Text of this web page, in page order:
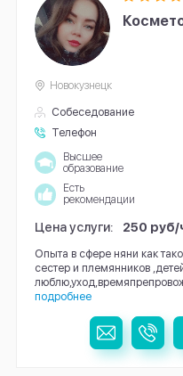
Собеседование
Телефон
Новокузнецк
Высшее
образование
Есть
рекомендации
Цена услуги: 250 руб/
Опыта в сфере няни как
сестер и племянников
подробнее